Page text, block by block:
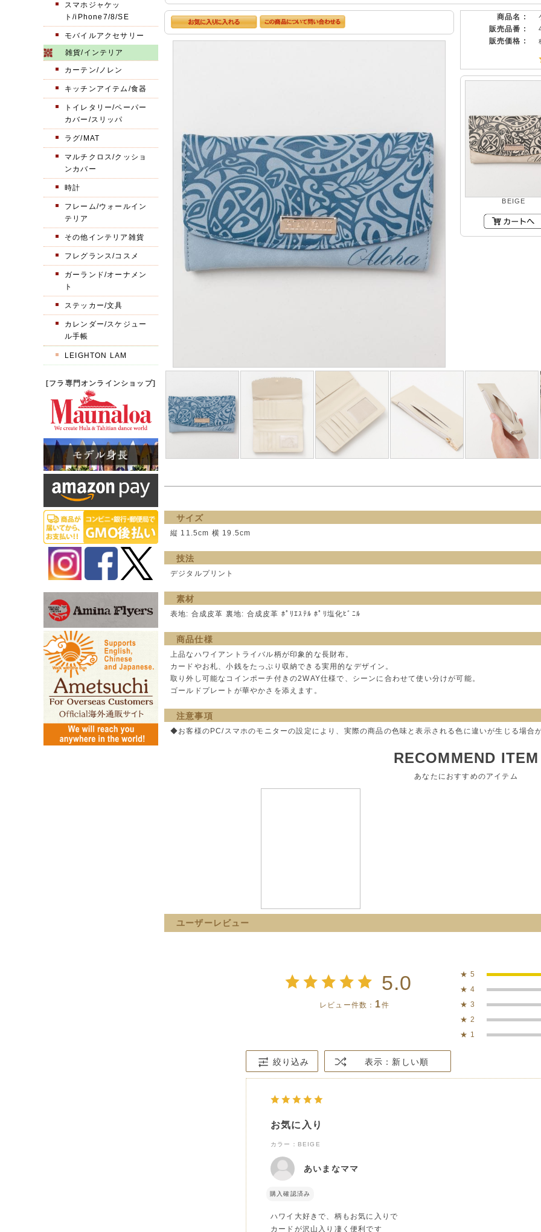
商品名 :
販売品番 :
販売価格 :
BEIGE
サイズ
縦 11.5cm 横 19.5cm
技法
デジタルプリント
素材
表地: 合成皮革 裏地: 合成皮革 ﾎﾟﾘｴｽﾃﾙ ﾎﾟﾘ塩化ﾋﾞﾆﾙ
商品仕様
上品なハワイアントライバル柄が印象的な長財布。
カードやお札、小銭をたっぷり収納できる実用的なデザイン。
取り外し可能なコインポーチ付きの2WAY仕様で、シーンに合わせて使い分けが可能。
ゴールドプレートが華やかさを添えます。
注意事項
◆お客様のPC/スマホのモニターの設定により、実際の商品の色味と表示される色に違いが生じる場合
RECOMMEND ITEM
あなたにおすすめのアイテム
ユーザーレビュー
5.0
レビュー件数： 1件
★ 5
★ 4
★ 3
★ 2
★ 1
絞り込み 表示：新しい順
お気に入り
カラー：BEIGE
あいまなママ
購入確認済み
ハワイ大好きで、柄もお気に入りで
カードが沢山入り凄く便利です
スマホジャケッ
ト/iPhone7/8/SE
モバイルアクセサリー
雑貨/インテリア
カーテン/ノレン
キッチンアイテム/食器
トイレタリー/ペーパー
カバー/スリッパ
ラグ/MAT
マルチクロス/クッショ
ンカバー
時計
フレーム/ウォールイン
テリア
その他インテリア雑貨
フレグランス/コスメ
ガーランド/オーナメン
ト
ステッカー/文具
カレンダー/スケジュー
ル手帳
LEIGHTON LAM
[フラ専門オンラインショップ]